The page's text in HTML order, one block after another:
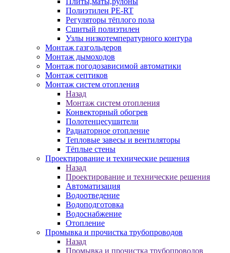
Полиэтилен PE-RT
Регуляторы тёплого пола
Сшитый полиэтилен
Узлы низкотемпературного контура
Монтаж газгольдеров
Монтаж дымоходов
Монтаж погодозависимой автоматики
Монтаж септиков
Монтаж систем отопления
Назад
Монтаж систем отопления
Конвекторный обогрев
Полотенцесушители
Радиаторное отопление
Тепловые завесы и вентиляторы
Тёплые стены
Проектирование и технические решения
Назад
Проектирование и технические решения
Автоматизация
Водоотведение
Водоподготовка
Водоснабжение
Отопление
Промывка и прочистка трубопроводов
Назад
Промывка и прочистка трубопроводов